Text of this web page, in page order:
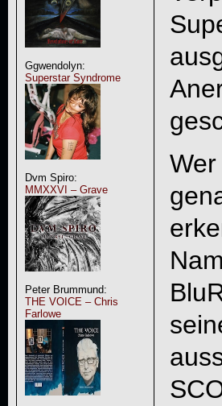
Ggwendolyn:
Superstar Syndrome
Dvm Spiro:
MMXXVI – Grave
Peter Brummund:
THE VOICE – Chris
Farlowe